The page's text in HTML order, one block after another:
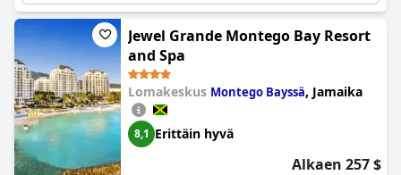
urheiluterapiaa ja kasvohoitoja. Tarjolla on hierontavaihtoehtoja
pariskunnille.
Jewel Grande Montego Bay Resort
and Spa
Lomakeskus Montego Bayssä, Jamaika
8,1 Erittäin hyvä
Alkaen 257 $